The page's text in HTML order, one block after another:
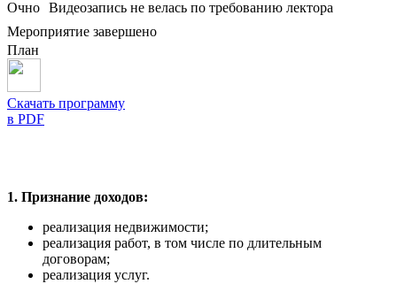
Очно Видеозапись не велась по требованию лектора
Мероприятие завершено
План
Скачать программу
в PDF
1. Признание доходов:
реализация недвижимости;
реализация работ, в том числе по длительным
договорам;
реализация услуг.